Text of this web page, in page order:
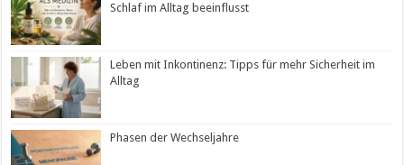
Schlaf im Alltag beeinflusst
Leben mit Inkontinenz: Tipps für mehr Sicherheit im
Alltag
Phasen der Wechseljahre